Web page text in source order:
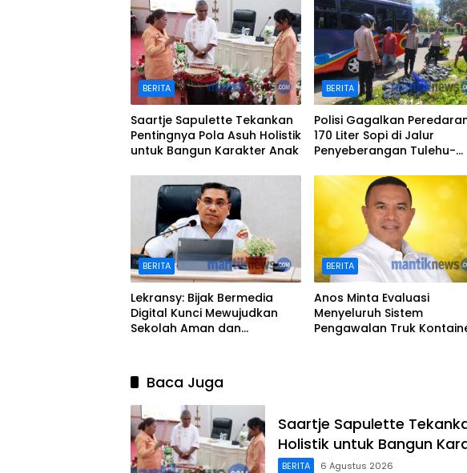
BERITA
Saartje Sapulette Tekankan
Pentingnya Pola Asuh Holistik
untuk Bangun Karakter Anak
BERITA
Polisi Gagalkan
170 Liter Sopi di Jalur
Penyeberangan Tulehu-
BERITA
Lekransy: Bijak Bermedia
Digital Kunci Mewujudkan
Sekolah Aman dan
BERITA
Anos Minta Evaluasi
Menyeluruh Sistem
Pengawalan Truk
Baca Juga
Saartje Sapulette
Holistik untuk Bangun
BERITA 6 Agustus 2026